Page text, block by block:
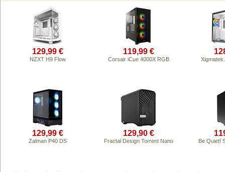
129,99 €
NZXT H9 Flow
119,99 €
Corsair iCue 4000X RGB Xigmatek
129,99 €
Zalman P40 DS
129,90 €
Fractal Design Torrent Nano Be Quiet!